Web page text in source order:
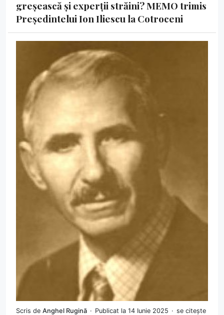
greșească și experții străini? MEMO trimis
Președintelui Ion Iliescu la Cotroceni
Scris de Anghel Rugină Publicat la 14 Iunie 2025
se citește